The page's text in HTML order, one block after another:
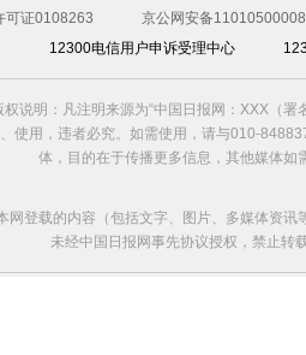
可证0108263
京公网安备
12300电信用户申诉受理中心
说明：凡注明来源为“中国日报网：XXX（
使用，违者必究。如需使用，请与010-
体，目的在于传播更多信息，其他媒体
网登载的内容（包括文字、图片、多媒体资
未经中国日报网事先协议授权，禁止转